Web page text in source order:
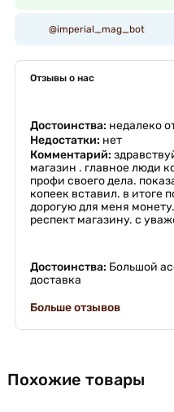
@imperial_mag_bot
Отзывы о нас
Достоинства: недалеко
Недостатки: нет
Комментарий:
магазин . главное люди
профи своего дела.
копеек вставил. в итоге
дорогую для меня
респект магазину. с
Достоинства: Большой
доставка
Больше отзывов
Похожие товары